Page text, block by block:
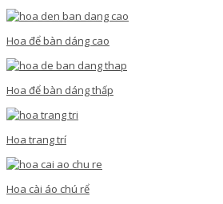
Hoa để bàn dáng cao
Hoa để bàn dáng thấp
Hoa trang trí
Hoa cài áo chú rể